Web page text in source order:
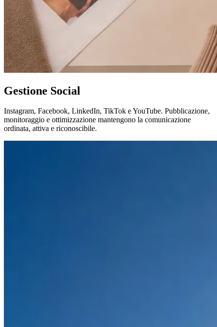
Gestione Social
Instagram, Facebook, LinkedIn, TikTok e YouTube. Pubblicazione,
monitoraggio e ottimizzazione mantengono la comunicazione
ordinata, attiva e riconoscibile.